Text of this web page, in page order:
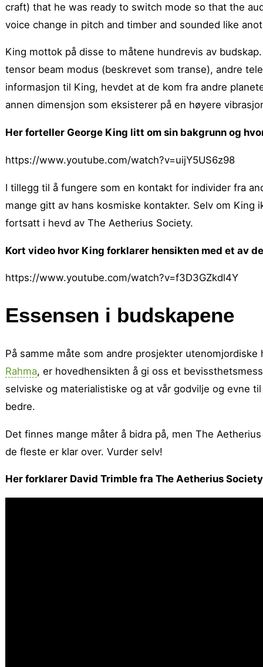
craft) that he was ready to switch mode so that the
voice change in pitch and timber and sounded like
King mottok på disse to måtene hundrevis av
tensor beam modus (beskrevet som transe), andre
informasjon til King, hevdet at de kom fra andre
annen dimensjon som eksisterer på en høyere
Her forteller George King litt om sin bakgrunn og
https://www.youtube.com/watch?v=uijY5US6z98
I tillegg til å fungere som en kontakt for individer fra
mange gitt av hans kosmiske kontakter. Selv om
fortsatt i hevd av The Aetherius Society.
Kort video hvor King forklarer hensikten med et av
https://www.youtube.com/watch?v=f3D3GZkdl4Y
Essensen i budskapene
På samme måte som andre prosjekter
Rahma, er hovedhensikten å gi oss et
selviske og materialistiske og at vår godvilje og evne
bedre.
Det finnes mange måter å bidra på, men The
de fleste er klar over. Vurder selv!
Her forklarer David Trimble fra The Aetherius